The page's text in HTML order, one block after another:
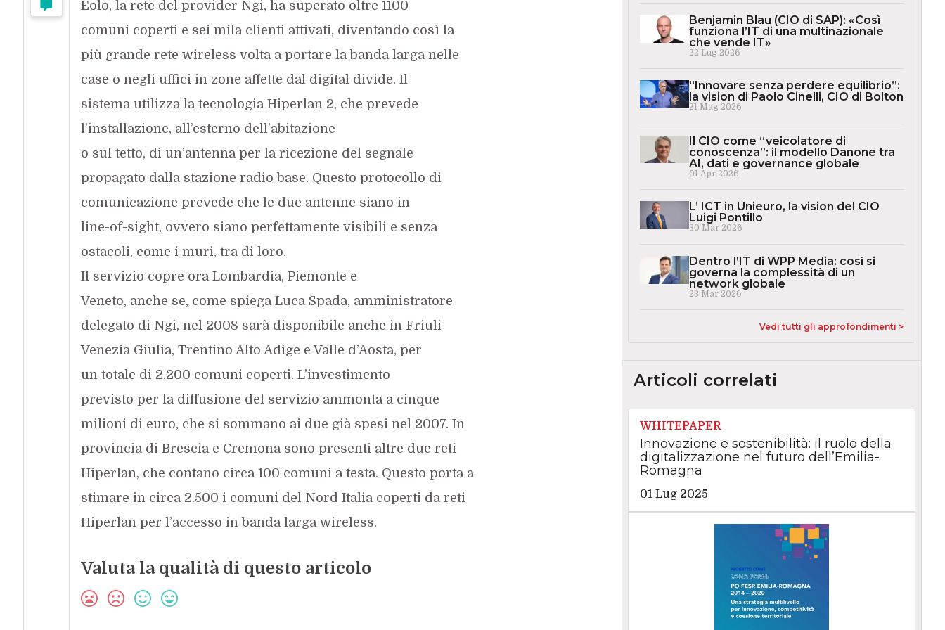
Eolo, la rete del provider Ngi, ha superato oltre 1100
comuni coperti e sei mila clienti attivati, diventando così la
più grande rete wireless volta a portare la banda larga nelle
case o negli uffici in zone affette dal digital divide. Il
sistema utilizza la tecnologia Hiperlan 2, che prevede
l’installazione, all’esterno dell’abitazione
o sul tetto, di un’antenna per la ricezione del segnale
propagato dalla stazione radio base. Questo protocollo di
comunicazione prevede che le due antenne siano in
line-of-sight, ovvero siano perfettamente visibili e senza
ostacoli, come i muri, tra di loro.
Il servizio copre ora Lombardia, Piemonte e
Veneto, anche se, come spiega Luca Spada, amministratore
delegato di Ngi, nel 2008 sarà disponibile anche in Friuli
Venezia Giulia, Trentino Alto Adige e Valle d’Aosta, per
un totale di 2.200 comuni coperti. L’investimento
previsto per la diffusione del servizio ammonta a cinque
milioni di euro, che si sommano ai due già spesi nel 2007. In
provincia di Brescia e Cremona sono presenti altre due reti
Hiperlan, che contano circa 100 comuni a testa. Questo porta a
stimare in circa 2.500 i comuni del Nord Italia coperti da reti
Hiperlan per l’accesso in banda larga wireless.
Valuta la qualità di questo articolo
Benjamin Blau (CIO di SAP): «Così
funziona l’IT di una multinazionale
che vende IT»
22 Lug 2026
“Innovare senza perdere equilibrio”:
la vision di Paolo Cinelli, CIO di Bolton
21 Mag 2026
Il CIO come “veicolatore di
conoscenza”: il modello Danone tra
AI, dati e governance globale
01 Apr 2026
L’ ICT in Unieuro, la vision del CIO
Luigi Pontillo
30 Mar 2026
Dentro l’IT di WPP Media: così si
governa la complessità di un
network globale
23 Mar 2026
Vedi tutti gli approfondimenti >
Articoli correlati
WHITEPAPER
Innovazione e sostenibilità: il ruolo della
digitalizzazione nel futuro dell’Emilia-
Romagna
01 Lug 2025